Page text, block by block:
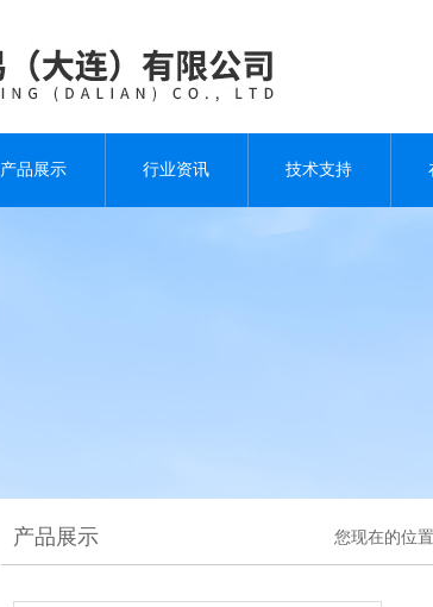
产品展示 行业资讯 技术支持
产品展示 您现在的位